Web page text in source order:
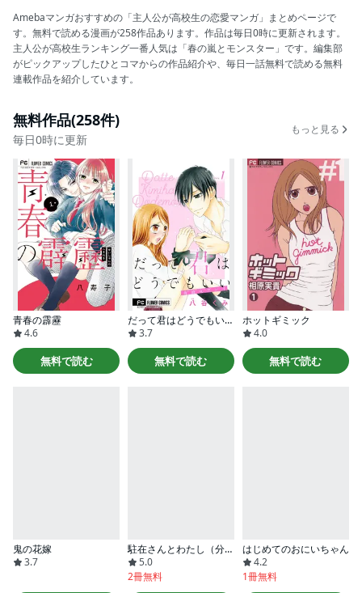
Amebaマンガおすすめの「主人公が高校生の恋愛マンガ」まとめページで
す。無料で読める漫画が258作品あります。作品は毎日0時に更新されます。
主人公が高校生ランキング一番人気は「春の嵐とモンスター」です。編集部
がピックアップしたひとコマからの作品紹介や、毎日一話無料で読める無料
連載作品を紹介しています。
無料作品(258件)
毎日0時に更新
もっと見る
青春の霹靂
4.6
無料で読む
だって君はどうでもいい【マイクロ】
3.7
無料で読む
ホットギミック
4.0
無料で読む
鬼の花嫁
3.7
駐在さんとわたし（分冊版）
5.0
2冊無料
はじめてのおにいちゃん
4.2
1冊無料